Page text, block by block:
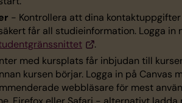
- Kontrollera att dina
får all studieinformation. Logga in
.
med kursplats får inbjudan till
kursen börjar. Logga in på Canvas
webbläsare för mest